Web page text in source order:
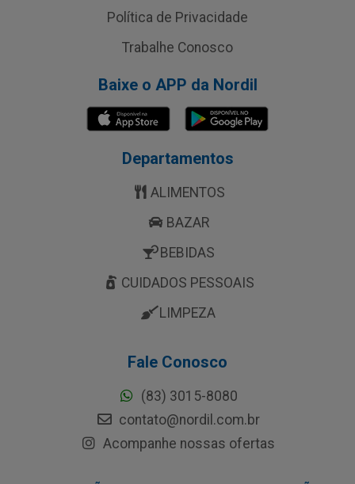
Política de Privacidade
Trabalhe Conosco
Baixe o APP da Nordil
Departamentos
ALIMENTOS
BAZAR
BEBIDAS
CUIDADOS PESSOAIS
LIMPEZA
Fale Conosco
(83) 3015-8080
contato@nordil.com.br
Acompanhe nossas ofertas